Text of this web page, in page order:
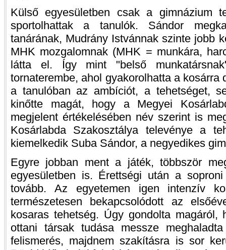
Külső egyesületben csak a gimnázium
sportolhattak a tanulók. Sándor
tanárának, Mudrány Istvánnak szinte jobb
MHK mozgalomnak (MHK = munkára,
látta el. Így mint "belső
tornaterembe, ahol gyakorolhatta a kosárra
a tanulóban az ambíciót, a tehetséget,
kinőtte magát, hogy a Megyei
megjelent értékelésében név szerint is
Kosárlabda Szakosztálya televénye a
kiemelkedik Suba Sándor, a negyedikes
Egyre jobban ment a játék, többször
egyesületben is. Érettségi után a
tovább. Az egyetemen igen intenzív
természetesen bekapcsolódott az
kosaras tehetség. Úgy gondolta
ottani társak tudása messze
felismerés, majdnem szakításra is sor